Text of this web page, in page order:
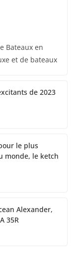
Bateaux en
et de bateaux
de 2023
le plus
monde, le ketch
Alexander,
35R